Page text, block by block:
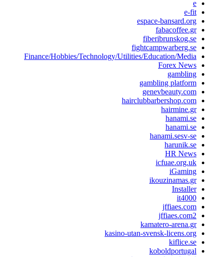
e
e-fit
espace-bansard.org
fabacoffee.gr
fiberibrunskog.se
fightcampwarberg.se
Finance/Hobbies/Technology/Utilities/Education/Media
Forex News
gambling
gambling platform
genevbeauty.com
hairclubbarbershop.com
hairmine.gr
hanami.se
hanami.se
hanami.sesv-se
harunik.se
HR News
icfuae.org.uk
iGaming
ikouzinamas.gr
Installer
it4000
jffiaes.com
jffiaes.com2
kamatero-arena.gr
kasino-utan-svensk-licens.org
kiflice.se
koboldportugal